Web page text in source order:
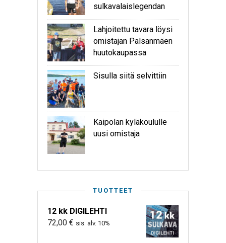
sulkavalaislegendan
Lahjoitettu tavara löysi
omistajan Palsanmäen
huutokaupassa
Sisulla siitä selvittiin
Kaipolan kyläkoululle
uusi omistaja
TUOTTEET
12 kk DIGILEHTI
72,00 € sis. alv. 10%